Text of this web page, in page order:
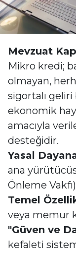
Mevzuat
Mikro kredi;
olmayan,
sigortalı geliri
ekonomik
amacıyla
desteğidir.
Yasal
ana
Önleme
Temel
veya memur
"Güven ve
kefaleti